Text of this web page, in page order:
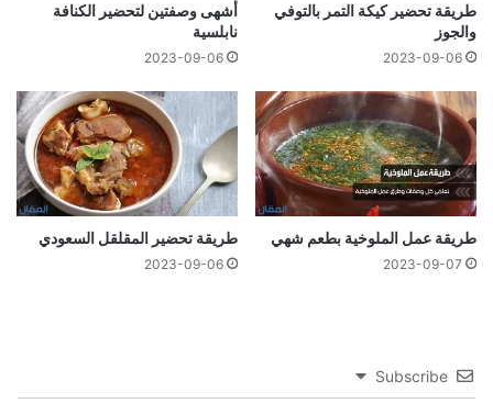
طريقة تحضير كيكة التمر بالتوفي
والجوز
2023-09-06
أشهى وصفتين لتحضير الكنافة
نابلسية
2023-09-06
طريقة عمل الملوخية بطعم شهي
2023-09-07
طريقة تحضير المقلقل السعودي
2023-09-06
Subscribe